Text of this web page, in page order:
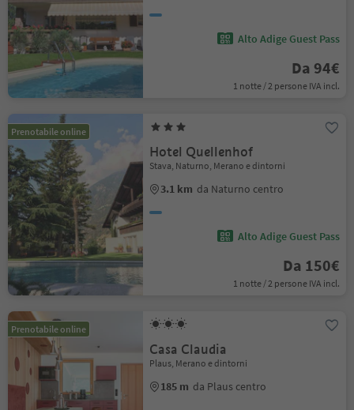
Alto Adige Guest Pass
Da 94€
1 notte / 2 persone IVA incl.
Prenotabile online
Hotel Quellenhof
Stava, Naturno, Merano e dintorni
3.1 km da Naturno centro
Alto Adige Guest Pass
Da 150€
1 notte / 2 persone IVA incl.
Prenotabile online
Casa Claudia
Plaus, Merano e dintorni
185 m da Plaus centro